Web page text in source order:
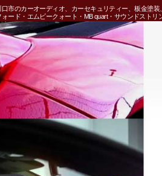
口市のカーオーディオ、カーセキュリティー、板金塗
ォード・エムビークォート・MB quart・サウンドスト